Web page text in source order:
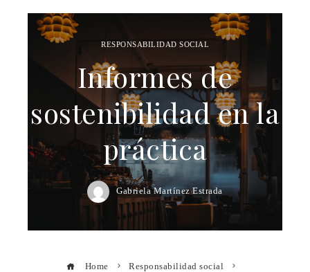
RESPONSABILIDAD SOCIAL
Informes de
sostenibilidad en la
práctica
Gabriela Martínez Estrada
Home
Responsabilidad social